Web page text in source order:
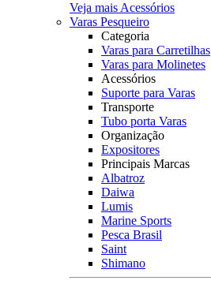
Veja mais Acessórios
Varas Pesqueiro
Categoria
Varas para Carretilhas
Varas para Molinetes
Acessórios
Suporte para Varas
Transporte
Tubo porta Varas
Organização
Expositores
Principais Marcas
Albatroz
Daiwa
Lumis
Marine Sports
Pesca Brasil
Saint
Shimano